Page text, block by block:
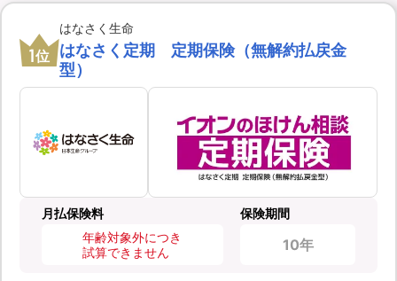
1位
はなさく生命
はなさく定期 定期保険（無解約払戻金
型）
月払保険料
年齢対象外につき
試算できません
保険期間
10年